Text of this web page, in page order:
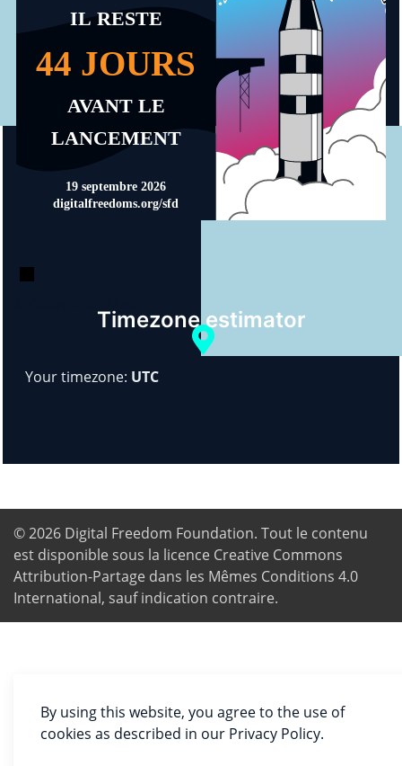
By using this website, you agree to the use of
cookies as described in our Privacy Policy.
Timezone estimator
Your timezone: UTC
© 2026 Digital Freedom Foundation. Tout le contenu
est disponible sous la licence Creative Commons
Attribution-Partage dans les Mêmes Conditions 4.0
International, sauf indication contraire.